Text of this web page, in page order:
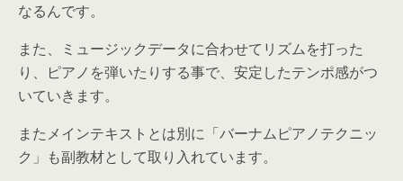
なるんです。
また、ミュージックデータに合わせてリズムを打った
り、ピアノを弾いたりする事で、安定したテンポ感がつ
いていきます。
またメインテキストとは別に「バーナムピアノテクニッ
ク」も副教材として取り入れています。